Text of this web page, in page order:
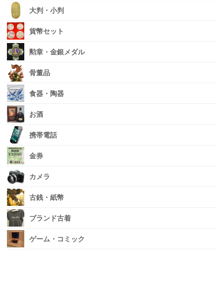
大判・小判
貨幣セット
勲章・金銀メダル
骨董品
食器・陶器
お酒
携帯電話
金券
カメラ
古銭・紙幣
ブランド古着
ゲーム・コミック